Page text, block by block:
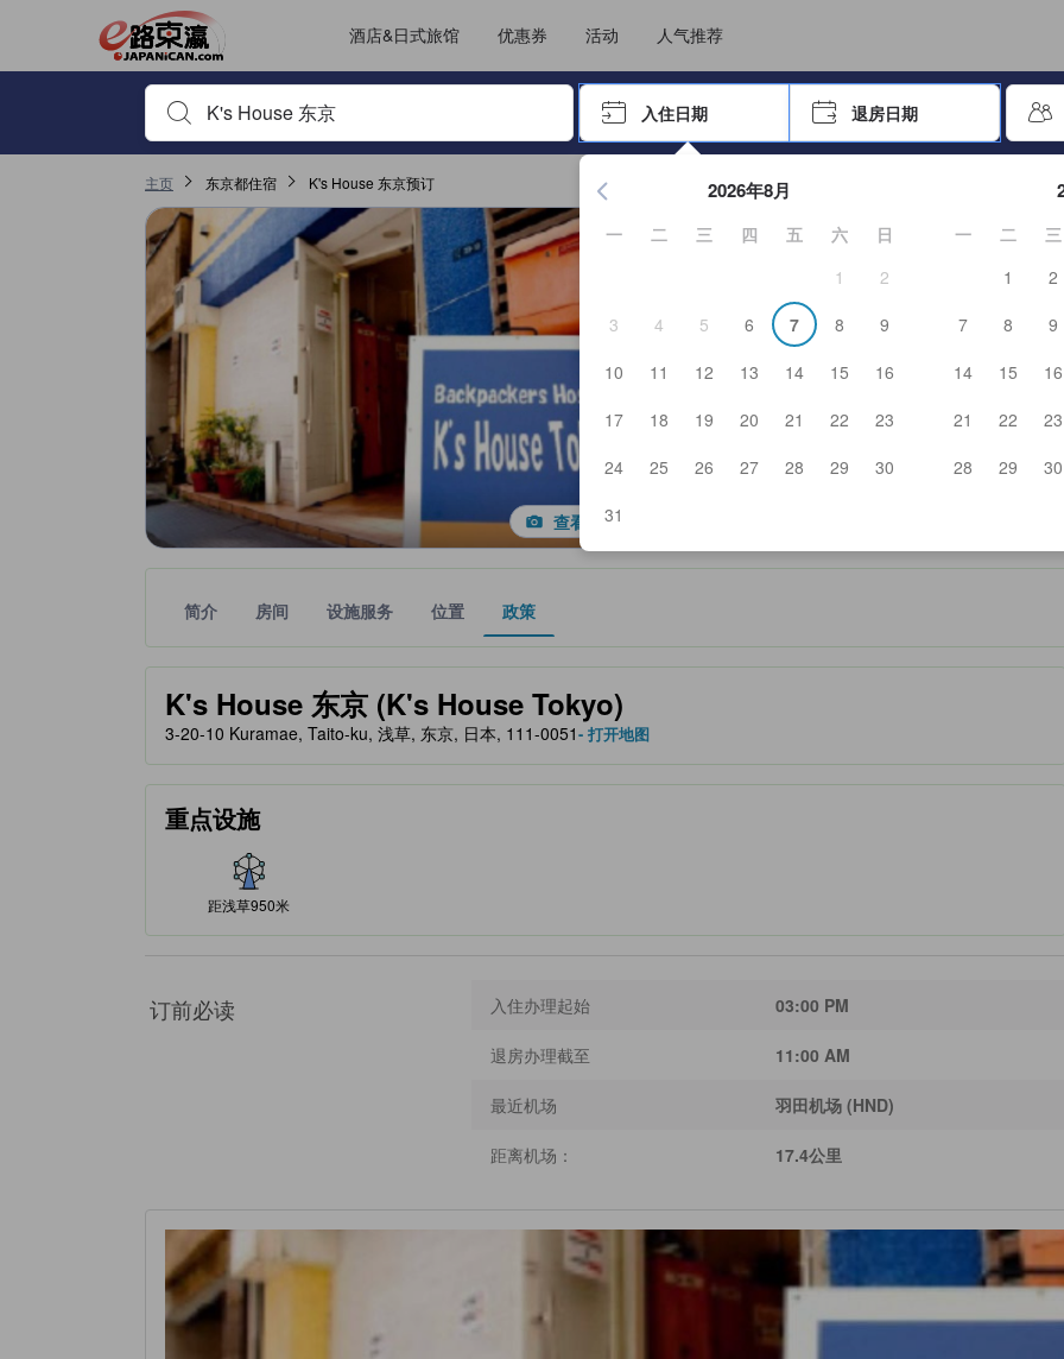
酒店&日式旅馆 优惠券 活动 人气推荐
输入住宿名或关键词以搜索，使用箭头或 tab 键以移动，点击 Enter 键以选择
入住日期 退房日期
按 Enter 键开始浏览日期选择器。使用箭头键浏览入住和退房日
2026年8月
一 二 三 四 五 六
日
1
2
3
4 5 6 7 8
9
10
11 12 13 14 15
16
17
18 19 20 21 22
23
24
25 26 27 28 29
30
31
一 二 三
1
2
7
8 9
14
15 16
21
22 23
28
29 30
主页 东京都住宿 K's House 东京预订
查看全部图片
简介 房间 设施服务 位置 政策
K's House 东京 (K's House Tokyo)
tooltip
金色星星表示的等级信息由合作第三方平台提供，仅作为住宿舒适度、设施服务等方面的水平参考。
3-20-10 Kuramae, Taito-ku, 浅草, 东京, 日本, 111-0051- 打开地图
重点设施
距浅草950米
订前必读 入住办理起始 03:00 PM
退房办理截至 11:00 AM
最近机场 羽田机场 (HND)
距离机场： 17.4公里